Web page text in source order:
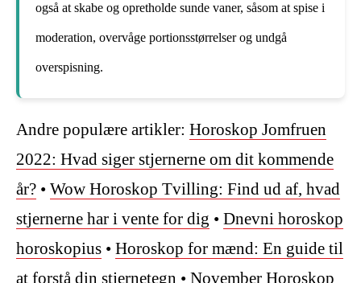
også at skabe og opretholde sunde vaner, såsom at spise i
moderation, overvåge portionsstørrelser og undgå
overspisning.
Andre populære artikler: Horoskop Jomfruen
2022: Hvad siger stjernerne om dit kommende
år? • Wow Horoskop Tvilling: Find ud af, hvad
stjernerne har i vente for dig • Dnevni horoskop
horoskopius • Horoskop for mænd: En guide til
at forstå din stjernetegn • November Horoskop